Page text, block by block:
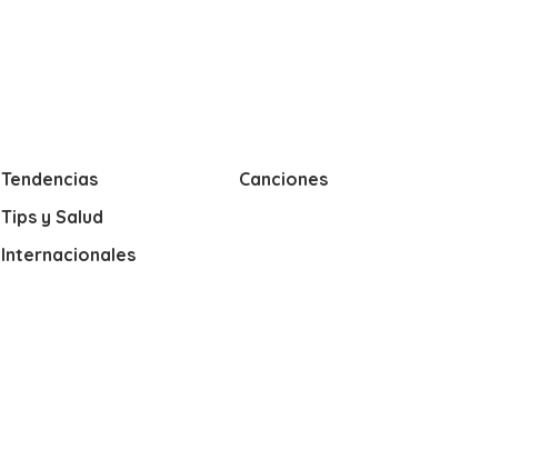
Tendencias
Tips y Salud
Internacionales
Canciones